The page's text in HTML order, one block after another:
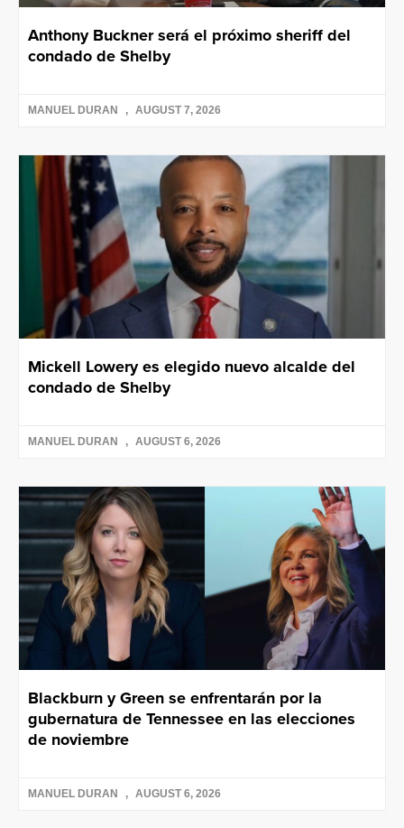
Anthony Buckner será el próximo sheriff del
condado de Shelby
MANUEL DURAN AUGUST 7, 2026
Mickell Lowery es elegido nuevo alcalde del
condado de Shelby
MANUEL DURAN AUGUST 6, 2026
Blackburn y Green se enfrentarán por la
gubernatura de Tennessee en las elecciones
de noviembre
MANUEL DURAN AUGUST 6, 2026